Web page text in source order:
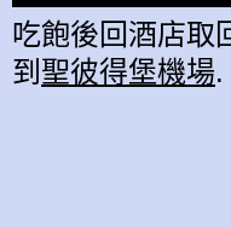
吃飽後回酒店取
到 聖彼得堡機場.